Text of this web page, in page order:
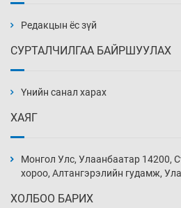
Өчигдөр 14 цаг 00
нэмэгджээ
Өчигдөр 13 цаг 30
Редакцын ёс зүй
СУРТАЛЧИЛГАА БАЙРШУУЛАХ
Үнийн санал харах
ХАЯГ
Монгол Улс, Улаанбаатар 14200,
хороо, Алтангэрэлийн гудамж,
ХОЛБОО БАРИХ